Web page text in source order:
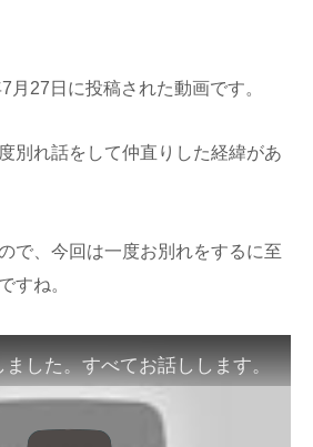
月27日に投稿された動画です。
別れ話をして仲直りした経緯があ
で、今回は一度お別れをするに至
すね。
した。すべてお話しします。